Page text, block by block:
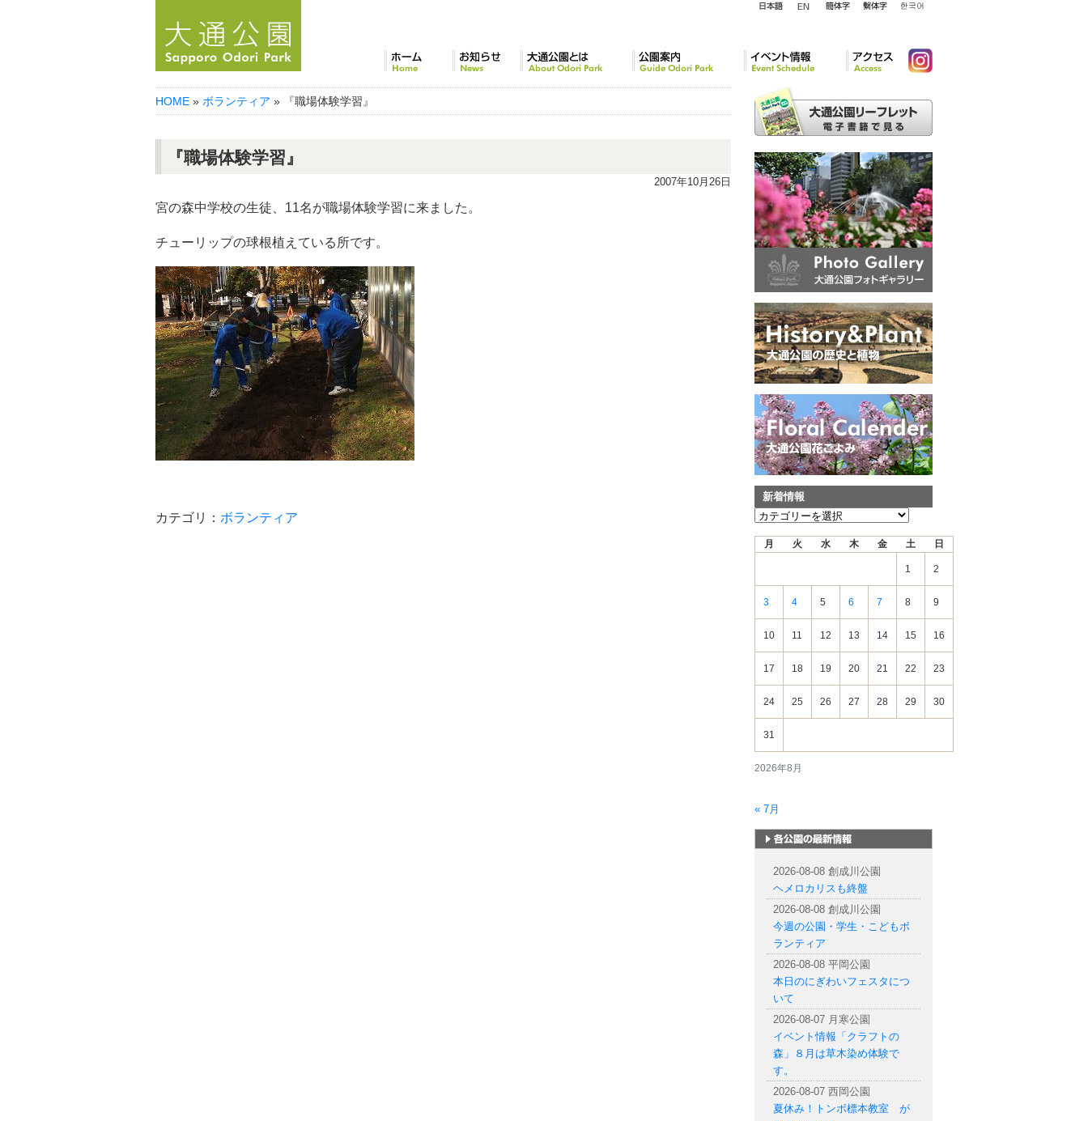
ス
HOME » ボランティア » 『職場体験学習』
『職場体験学習』
2007年10月26日
宮の森中学校の生徒、11名が職場体験学習に来ました。
チューリップの球根植えている所です。
カテゴリ： ボランティア
新着情報
新
2026年8月
月 火 水 木 金 土 日
1 2
3 4 5 6 7 8 9
10 11 12 13 14 15 16
17 18 19 20 21 22 23
24 25 26 27 28 29 30
31
« 7月
2026-08-08 創成川公園
ヘメロカリスも終盤
2026-08-08 創成川公園
今週の公園・学生・こどもボ
ランティア
2026-08-08 平岡公園
本日のにぎわいフェスタにつ
いて
2026-08-07 月寒公園
イベント情報「クラフトの
森」８月は草木染め体験で
す。
2026-08-07 西岡公園
夏休み！トンボ標本教室 が